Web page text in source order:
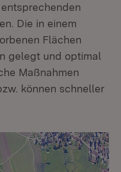
Die in einem
Flächen
gelegt und optimal
Maßnahmen
können schneller